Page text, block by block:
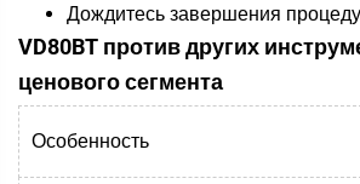
Дождитесь завершения
VD80BT против других
ценового сегмента
Особенность